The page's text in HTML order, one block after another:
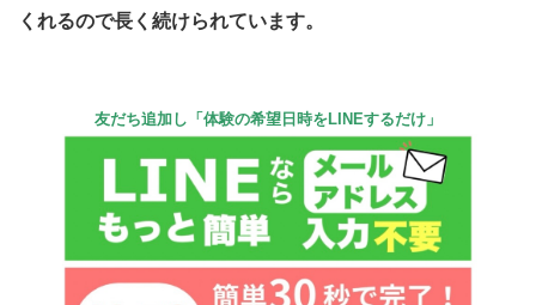
くれるので長く続けられています。
友だち追加し「体験の希望日時をLINEするだけ」